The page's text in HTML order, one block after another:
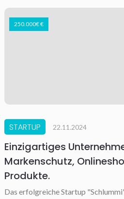
250.000€ €
STARTUP 22.11.2024
Einzigartiges
Markenschutz,
Produkte.
Das erfolgreiche Startup